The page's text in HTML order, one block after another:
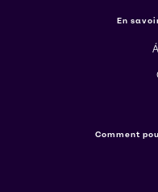
En
Comment